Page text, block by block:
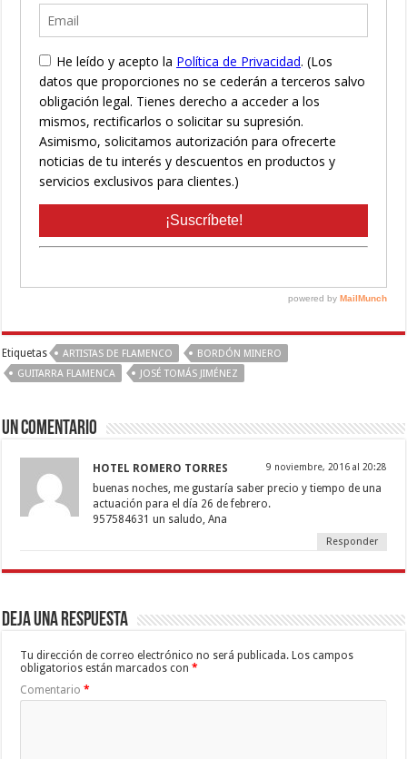
Etiquetas ARTISTAS DE FLAMENCO
BORDÓN MINERO
GUITARRA FLAMENCA
JOSÉ TOMÁS JIMÉNEZ
Un comentario
HOTEL ROMERO TORRES 9 noviembre, 2016 al 20:28
buenas noches, me gustaría saber precio y tiempo de una
actuación para el día 26 de febrero.
957584631 un saludo, Ana
Responder
Deja una respuesta
Tu dirección de correo electrónico no será publicada. Los campos
obligatorios están marcados con*
Comentario*